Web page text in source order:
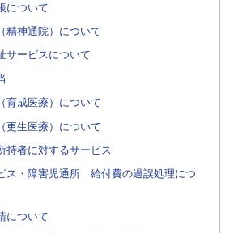
について
精神通院）について
サービスについて
育成医療）について
更生医療）について
持者に対するサービス
ス・障害児通所 給付費の過誤処理につ
について